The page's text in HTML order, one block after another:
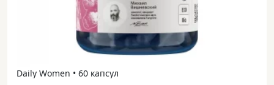
Daily Women • 60 капсул